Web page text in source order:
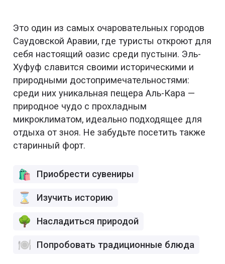
Это один из самых очаровательных городов
Саудовской Аравии, где туристы откроют для
себя настоящий оазис среди пустыни. Эль-
Хуфуф славится своими историческими и
природными достопримечательностями:
среди них уникальная пещера Аль-Кара —
природное чудо с прохладным
микроклиматом, идеально подходящее для
отдыха от зноя. Не забудьте посетить также
старинный форт.
Приобрести сувениры
Изучить историю
Насладиться природой
Попробовать традиционные блюда